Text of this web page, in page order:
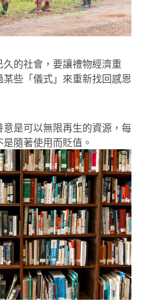
的社會，要讓禮物經濟重
些「儀式」來重新找回感恩
意是可以無限再生的資源，每
隨著使用而貶值。